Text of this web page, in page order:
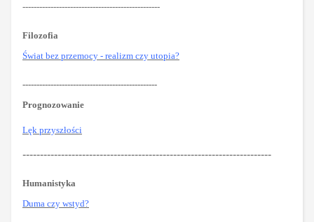
-------------------------------------------------
Filozofia
Świat bez przemocy - realizm czy utopia?
------------------------------------------------
Prognozowanie
Lęk przyszłości
-----------------------------------------------------------------------
Humanistyka
Duma czy wstyd?